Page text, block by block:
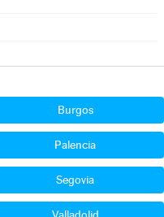
Burgos
Palencia
Segovia